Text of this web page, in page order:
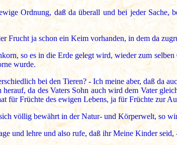
Ordnung, daß da überall und bei jeder
Frucht ja schon ein Keim vorhanden, in dem da
so es in die Erde gelegt wird, wieder zum
wurde.
bei den Tieren? - Ich meine aber, daß da
da des Vaters Sohn auch wird dem Vater
für Früchte des ewigen Lebens, ja für Früchte zur
völlig bewährt in der Natur- und Körperwelt, so
und lehre und also rufe, daß ihr Meine Kinder